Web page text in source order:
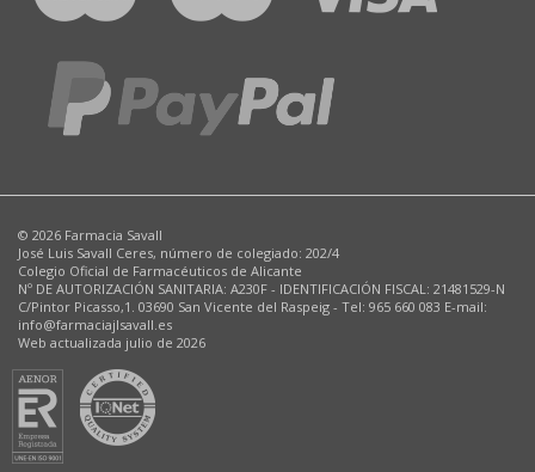
© 2026 Farmacia Savall
José Luis Savall Ceres, número de colegiado: 202/4
Colegio Oficial de Farmacéuticos de Alicante
Nº DE AUTORIZACIÓN SANITARIA: A230F - IDENTIFICACIÓN FISCAL: 21481529-N
C/Pintor Picasso,1. 03690 San Vicente del Raspeig - Tel: 965 660 083 E-mail:
info@farmaciajlsavall.es
Web actualizada julio de 2026